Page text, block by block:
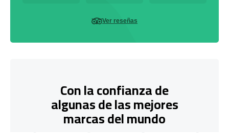
Ver reseñas
Con la confianza de
algunas de las mejores
marcas del mundo